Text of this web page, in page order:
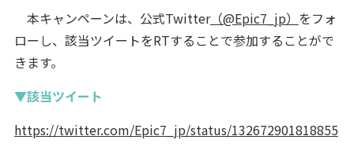
本キャンペーンは、公式Twitter（@Epic7_jp） をフォ
ローし、該当ツイートをRTすることで参加することがで
きます。
▼該当ツイート
https://twitter.com/Epic7_jp/status/132672901818855